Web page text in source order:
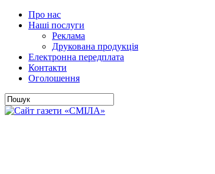
Про нас
Наші послуги
Реклама
Друкована продукція
Електронна передплата
Контакти
Оголошення